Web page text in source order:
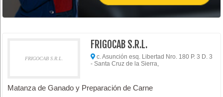
FRIGOCAB S.R.L.
FRIGOCAB S.R.L.
c. Asunción esq. Libertad Nro. 180 P. 3 D. 3
- Santa Cruz de la Sierra,
Matanza de Ganado y Preparación de Carne